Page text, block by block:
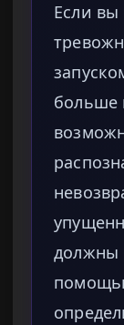
Если вы
больше
должны